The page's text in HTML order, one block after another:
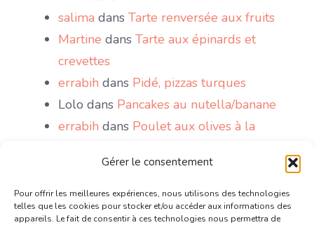
Gérer le consentement
Pour offrir les meilleures expériences, nous utilisons des technologies
telles que les cookies pour stocker et/ou accéder aux informations des
appareils. Le fait de consentir à ces technologies nous permettra de
salima dans Tarte renversée aux fruits
Martine dans Tarte aux épinards et
crevettes
errabih dans Pidé, pizzas turques
Lolo dans Pancakes au nutella/banane
errabih dans Poulet aux olives à la
dansLe Mont Blanc, gâteau antillais
wattootedansGaufres comme à la fête
foraine